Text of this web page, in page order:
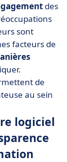
des
sont
facteurs de
de
au sein
logiciel